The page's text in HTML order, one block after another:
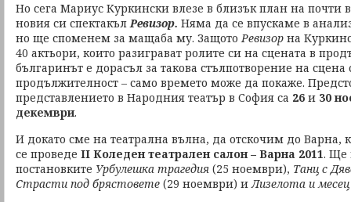
Но сега Мариус Куркински влезе в близък план на
новия си спектакълРевизор. Няма да се впускаме в
но ще споменем за мащаба му. ЗащотоРевизор на
40 актьори, които разиграват ролите си на сцената в
българинът е дорасъл за такова стълпотворение на сцена
продължителност – само времето може да покаже.
представлението в Народния театър в София са 26 и 30
декември.
И докато сме на театрална вълна, да отскочим до Варна,
се проведе II Коледен театрален салон – Варна 2011. Ще
постановките Урбулешка трагедия (25 ноември), Танц с
Страсти под брястовете (29 ноември) иЛизелота и